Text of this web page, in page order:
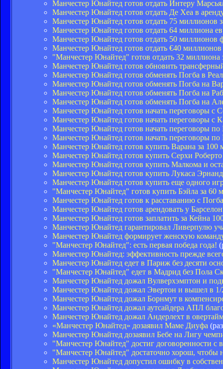
Манчестер Юнайтед готов отдать Интеру
Манчестер Юнайтед готов отдать Де Хеа в
Манчестер Юнайтед готов отдать 75 миллионов
Манчестер Юнайтед готов отдать 64 миллиона
Манчестер Юнайтед готов отдать 50 миллионов
Манчестер Юнайтед готов отдать €40 миллионов
"Манчестер Юнайтед" готов отдать 32 миллиона
Манчестер Юнайтед готов обновить
Манчестер Юнайтед готов обменять Погба в
Манчестер Юнайтед готов обменять Погба на
Манчестер Юнайтед готов обменять Погба на
Манчестер Юнайтед готов обменять Погба на
Манчестер Юнайтед готов начать переговоры с
Манчестер Юнайтед готов начать переговоры с
Манчестер Юнайтед готов начать переговоры
Манчестер Юнайтед готов начать переговоры
Манчестер Юнайтед готов купить Варана за 100
Манчестер Юнайтед готов купить Серхи
Манчестер Юнайтед готов купить Малкома и
Манчестер Юнайтед готов купить Лукаса
Манчестер Юнайтед готов купить еще одного
"Манчестер Юнайтед" готов купить Бэйла за 60
Манчестер Юнайтед готов к расставанию с Погба
Манчестер Юнайтед готов арендовать у
Манчестер Юнайтед готов заплатить за Кейна
Манчестер Юнайтед гарантировал Ливерпулю
Манчестер Юнайтед формирует женскую
"Манчестер Юнайтед": есть первая победа года!
Манчестер Юнайтед: эффективность прежде
Манчестер Юнайтед едет в Париж без десяти
"Манчестер Юнайтед" едет в Мадрид без Пола
Манчестер Юнайтед дожал Вулверхэмптон и
Манчестер Юнайтед дожал Эвертон и вышел в 1/
Манчестер Юнайтед дожал Борнмут в
Манчестер Юнайтед дожал аутсайдера АПЛ
Манчестер Юнайтед дожал Андерлехт в
«Манчестер Юнайтед» дозаявил Маме Диуфа
Манчестер Юнайтед дозаявил Бебе на Лигу
"Манчестер Юнайтед" достиг договоренности с
"Манчестер Юнайтед" достаточно хорош, чтобы
Манчестер Юнайтед допустил ошибку в